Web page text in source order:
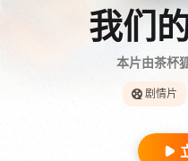
我们
本片由茶杯
剧情片